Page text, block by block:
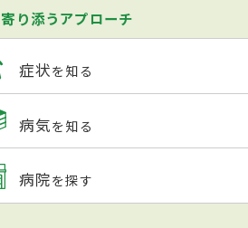
り添うアプローチ
症状を知る
病気を知る
病院を探す